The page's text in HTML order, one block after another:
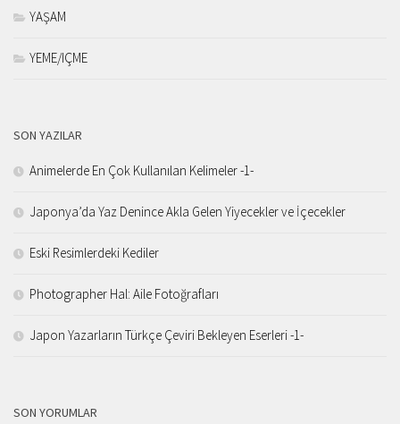
YAŞAM
YEME/IÇME
SON YAZILAR
Animelerde En Çok Kullanılan Kelimeler -1-
Japonya’da Yaz Denince Akla Gelen Yiyecekler ve İçecekler
Eski Resimlerdeki Kediler
Photographer Hal: Aile Fotoğrafları
Japon Yazarların Türkçe Çeviri Bekleyen Eserleri -1-
SON YORUMLAR